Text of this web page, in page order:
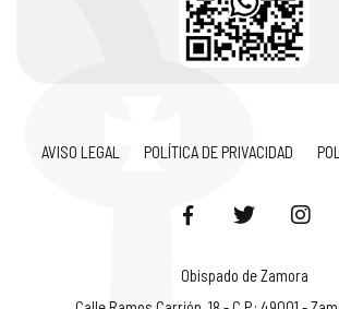
AVISO LEGAL POLÍTICA DE PRIVACIDAD
Obispado de Zamora